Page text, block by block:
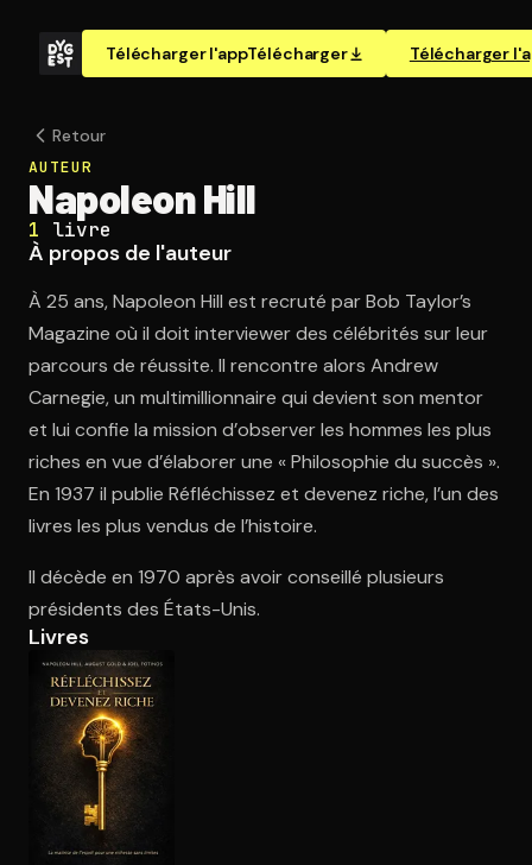
Télécharger l'appTélécharger Télécharger
Ouvre l'app Appareil photo, pointe sur le code. C'est gratuit à
Retour
AUTEUR
Napoleon Hill
1 livre
À propos de l'auteur
À 25 ans, Napoleon Hill est recruté par Bob Taylor’s
Magazine où il doit interviewer des célébrités sur leur
parcours de réussite. Il rencontre alors Andrew
Carnegie, un multimillionnaire qui devient son mentor
et lui confie la mission d’observer les hommes les plus
riches en vue d’élaborer une « Philosophie du succès ».
En 1937 il publie Réfléchissez et devenez riche, l’un des
livres les plus vendus de l’histoire.
Il décède en 1970 après avoir conseillé plusieurs
présidents des États-Unis.
Livres